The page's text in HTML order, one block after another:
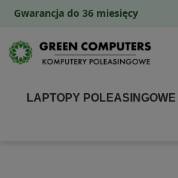
LAPTOPY POLEASINGOWE
Gwarancja do 36 miesięcy